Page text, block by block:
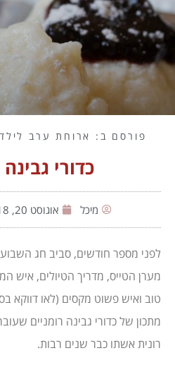
פורסם ב: ארוחת ערב
כדורי
מיכל אוגוסט 20, 2018
לפני מספר חודשים, סביב חג
מערן הטייס, מדריך הטיולים, איש
טוב ואיש פשוט מקסים (לאו דווקא
מתכון של כדורי גבינה רומניים
רונית אשתו כבר שנים רבות.